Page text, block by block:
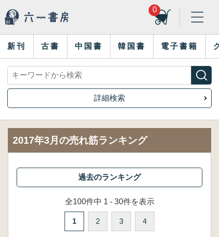
0
新刊 古書 中国書 韓国書 電子書籍
詳細検索
2017年3月の売れ筋ランキング
全100件中 1 - 30件を表示
1 2 3 4